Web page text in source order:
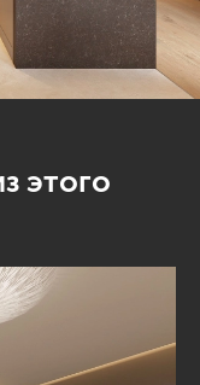
этого